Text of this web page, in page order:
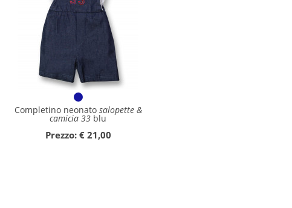
Completino neonato salopette &
camicia 33 blu
Prezzo: € 21,00